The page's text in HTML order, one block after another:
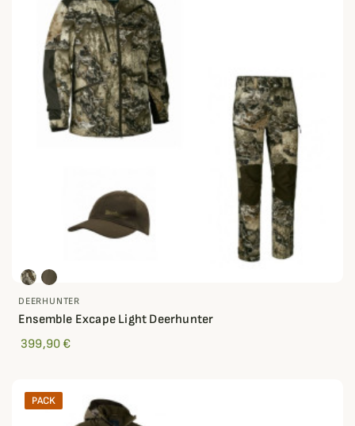
DEERHUNTER
Ensemble Excape Light Deerhunter
399,90 €
PACK